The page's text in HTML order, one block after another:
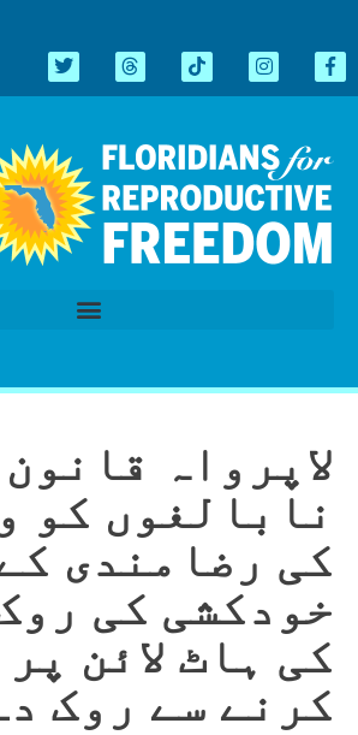
لاپرواہ
نابالغوں کو
کی رضامندی
خودکشی کی
کی ہاٹ لائن
کرنے سے روک